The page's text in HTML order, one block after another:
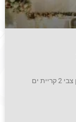
טלפון: 052-7606103 כתובת: שדרות יצחק בן צבי 2 קריית ים